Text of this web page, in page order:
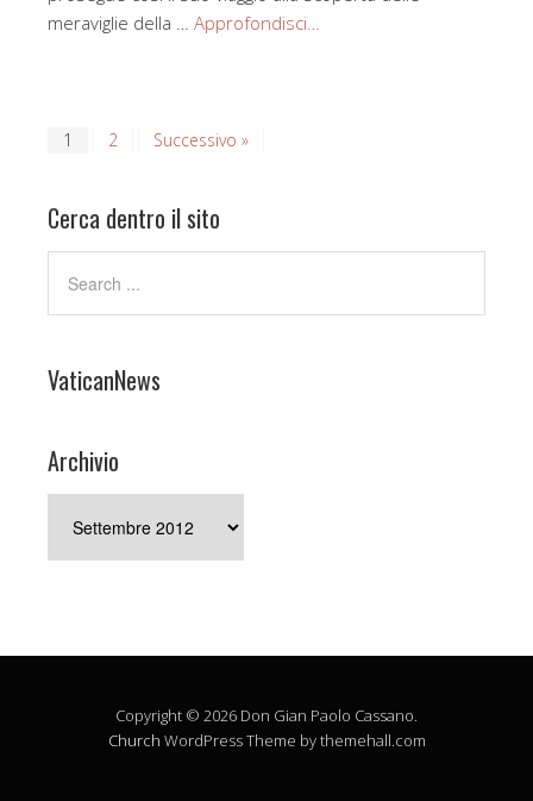
meraviglie della … Approfondisci…
1 2 Successivo »
Cerca dentro il sito
VaticanNews
Archivio
Copyright © 2026 Don Gian Paolo Cassano.
Church WordPress Theme by themehall.com